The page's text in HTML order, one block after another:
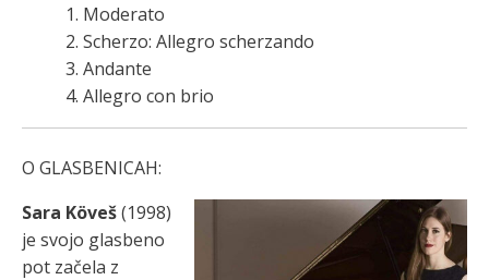
1. Moderato
2. Scherzo: Allegro scherzando
3. Andante
4. Allegro con brio
O GLASBENICAH:
Sara Köveš(1998)
je svojo glasbeno
pot začela z